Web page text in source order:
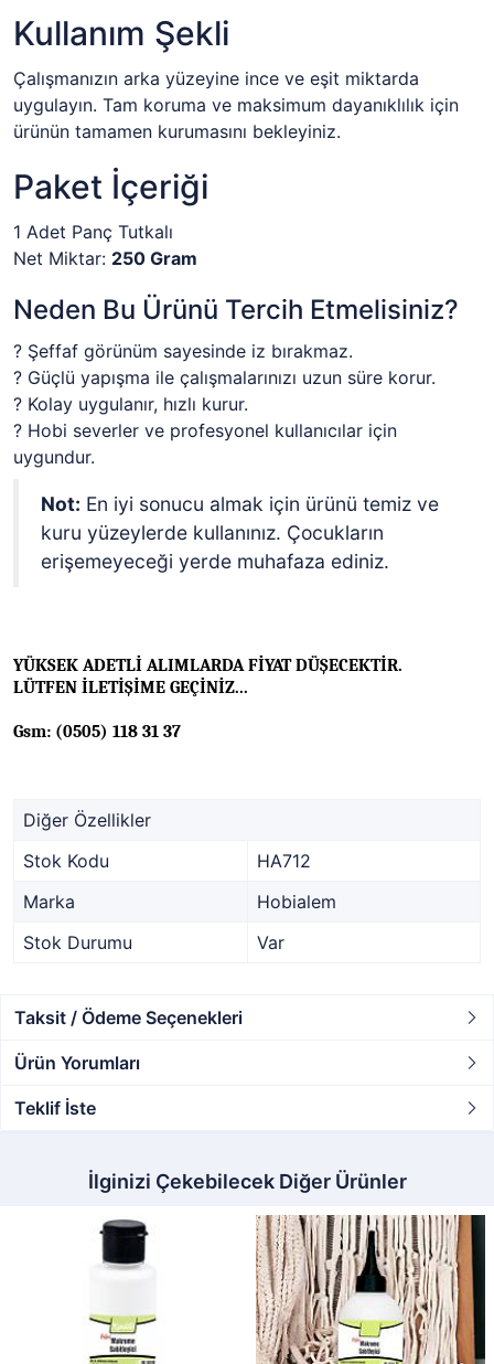
Kullanım Şekli
Çalışmanızın arka yüzeyine ince ve eşit miktarda
uygulayın. Tam koruma ve maksimum dayanıklılık için
ürünün tamamen kurumasını bekleyiniz.
Paket İçeriği
1 Adet Panç Tutkalı
Net Miktar: 250 Gram
Neden Bu Ürünü Tercih Etmelisiniz?
? Şeffaf görünüm sayesinde iz bırakmaz.
? Güçlü yapışma ile çalışmalarınızı uzun süre korur.
? Kolay uygulanır, hızlı kurur.
? Hobi severler ve profesyonel kullanıcılar için
uygundur.
Not: En iyi sonucu almak için ürünü temiz ve
kuru yüzeylerde kullanınız. Çocukların
erişemeyeceği yerde muhafaza ediniz.
YÜKSEK ADETLİ ALIMLARDA FİYAT DÜŞECEKTİR.
LÜTFEN İLETİŞİME GEÇİNİZ...
Gsm: (0505) 118 31 37
Diğer Özellikler
Stok Kodu
HA712
Marka
Hobialem
Stok Durumu
Var
Taksit / Ödeme Seçenekleri
Ürün Yorumları
Teklif İste
İlginizi Çekebilecek Diğer Ürünler